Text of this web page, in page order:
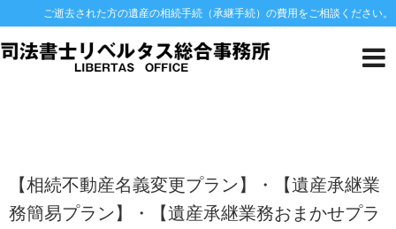
ご逝去された方の遺産の相続手続（承継手続）の費用をご相談ください。
【相続不動産名義変更プラン】・【遺産承継業
務簡易プラン】・【遺産承継業務おまかせプラ